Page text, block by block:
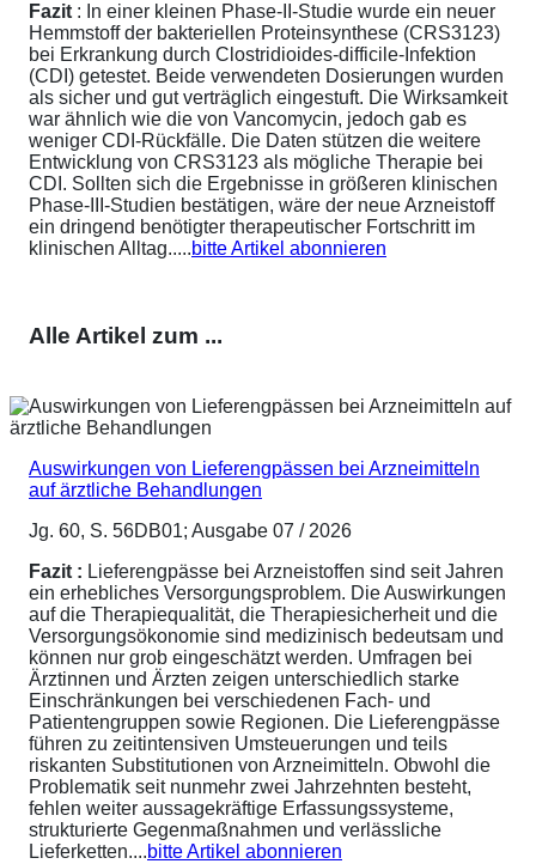
Fazit : In einer kleinen Phase-II-Studie wurde ein neuer
Hemmstoff der bakteriellen Proteinsynthese (CRS3123)
bei Erkrankung durch Clostridioides-difficile-Infektion
(CDI) getestet. Beide verwendeten Dosierungen wurden
als sicher und gut verträglich eingestuft. Die Wirksamkeit
war ähnlich wie die von Vancomycin, jedoch gab es
weniger CDI-Rückfälle. Die Daten stützen die weitere
Entwicklung von CRS3123 als mögliche Therapie bei
CDI. Sollten sich die Ergebnisse in größeren klinischen
Phase-III-Studien bestätigen, wäre der neue Arzneistoff
ein dringend benötigter therapeutischer Fortschritt im
klinischen Alltag.....bitte Artikel abonnieren
Alle Artikel zum ...
Auswirkungen von Lieferengpässen bei Arzneimitteln
auf ärztliche Behandlungen
Jg. 60, S. 56DB01; Ausgabe 07 / 2026
Fazit : Lieferengpässe bei Arzneistoffen sind seit Jahren
ein erhebliches Versorgungsproblem. Die Auswirkungen
auf die Therapiequalität, die Therapiesicherheit und die
Versorgungsökonomie sind medizinisch bedeutsam und
können nur grob eingeschätzt werden. Umfragen bei
Ärztinnen und Ärzten zeigen unterschiedlich starke
Einschränkungen bei verschiedenen Fach- und
Patientengruppen sowie Regionen. Die Lieferengpässe
führen zu zeitintensiven Umsteuerungen und teils
riskanten Substitutionen von Arzneimitteln. Obwohl die
Problematik seit nunmehr zwei Jahrzehnten besteht,
fehlen weiter aussagekräftige Erfassungssysteme,
strukturierte Gegenmaßnahmen und verlässliche
Lieferketten....bitte Artikel abonnieren